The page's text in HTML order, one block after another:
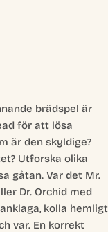
brädspel är
för att lösa
är den skyldige?
Utforska olika
gåtan. Var det Mr.
Dr. Orchid med
kolla hemligt
var. En korrekt